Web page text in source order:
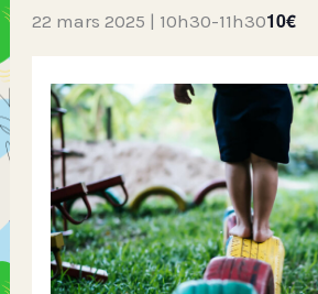
22 mars 2025 | 10h30-11h3010€